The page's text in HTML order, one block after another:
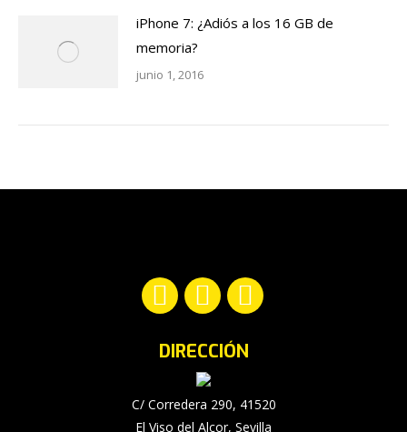
iPhone 7: ¿Adiós a los 16 GB de
memoria?
junio 1, 2016
Facebook
opens
new
window
YouTube
opens
in
new
window
Instagram
opens
new
window
DIRECCIÓN
C/ Corredera 290, 41520
El Viso del Alcor, Sevilla